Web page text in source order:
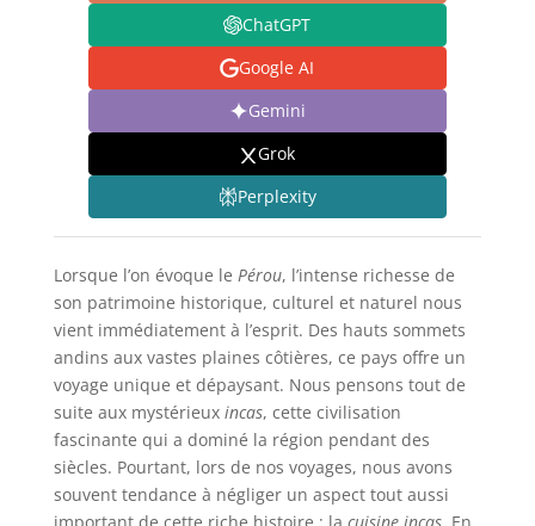
ChatGPT
Google AI
Gemini
Grok
Perplexity
Lorsque l’on évoque le Pérou, l’intense richesse de
son patrimoine historique, culturel et naturel nous
vient immédiatement à l’esprit. Des hauts sommets
andins aux vastes plaines côtières, ce pays offre un
voyage unique et dépaysant. Nous pensons tout de
suite aux mystérieux incas, cette civilisation
fascinante qui a dominé la région pendant des
siècles. Pourtant, lors de nos voyages, nous avons
souvent tendance à négliger un aspect tout aussi
important de cette riche histoire : la cuisine incas. En